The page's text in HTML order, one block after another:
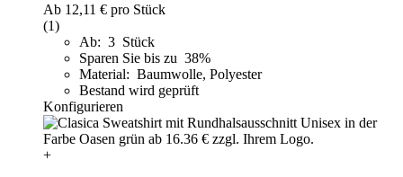
Ab 12,11 € pro Stück
(1)
Ab: 3 Stück
Sparen Sie bis zu 38%
Material: Baumwolle, Polyester
Bestand wird geprüft
Konfigurieren
+